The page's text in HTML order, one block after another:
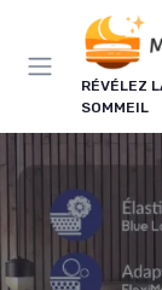
RÉVÉLEZ
SOMMEIL
Panneau de